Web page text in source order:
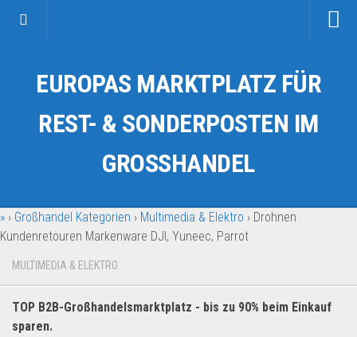
Kategorien
Auto & Motorrad
Fahrzeuge & Transport
Garten & Werkzeug
Geschäft, Büro & Schreibwaren
Geschenkartikel
Handy und Smartphone
EUROPAS MARKTPLATZ FÜR
REST- & SONDERPOSTEN IM
GROSSHANDEL
» › Großhandel Kategorien › Multimedia & Elektro › Drohnen
Kundenretouren Markenware DJI, Yuneec, Parrot
MULTIMEDIA & ELEKTRO
TOP B2B-Großhandelsmarktplatz - bis zu 90% beim Einkauf
sparen.